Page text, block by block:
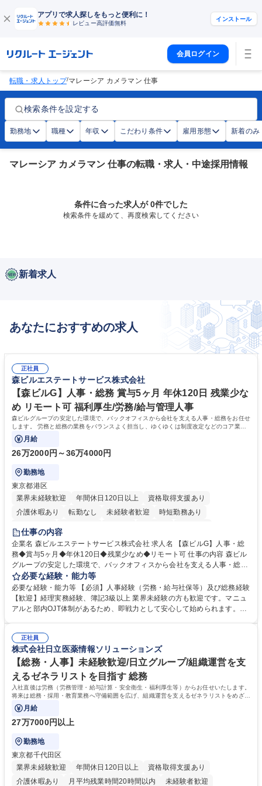
アプリで求人探しをもっと便利に！
レビュー高評価無料
インストール
会員ログイン
転職・求人トップ/マレーシア カメラマン 仕事
検索条件を設定する
勤務地 職種 年収 こだわり条件 雇用形態 新着のみ
マレーシア カメラマン 仕事の転職・求人・中途採用情報
条件に合った求人が 0件でした
検索条件を緩めて、再度検索してください
新着求人
あなたにおすすめの求人
正社員
森ビルエステートサービス株式会社
【森ビルG】人事・総務 賞与5ヶ月 年休120日 残業少な
め リモート可 福利厚生/労務/給与管理人事
森ビルグループの安定した環境で、バックオフィスから会社を支える人事・総務をお任せ
します。 労務と総務の業務をバランスよく担当し、ゆくゆくは制度改定などのコア業務
にも挑戦できる、やりがいある環境です。
月給
26万2000円～36万4000円
勤務地
東京都港区
業界未経験歓迎
年間休日120日以上
資格取得支援あり
介護休暇あり
転勤なし 未経験者歓迎
時短勤務あり
経験者歓迎
完全週休2日制
交通費支給 長期歓迎 駅近5分以内 土日祝休み
仕事の内容
企業名 森ビルエステートサービス株式会社 求人名 【森ビルG】人事・総
務◆賞与5ヶ月◆年休120日◆残業少なめ◆リモート可 仕事の内容 森ビル
グループの安定した環境で、バックオフィスから会社を支える人事・総務
をお任せします。 労務と総務の業務をバランスよく担当し、ゆくゆくは制
度改定などのコア業務にも挑戦できる、やりがいある環境です。 ■勤怠管
理、給与計算、社会保険手続き、年末調整等の労務管理全般 ■入退社手続
き、社内規定の改定や人事制度改定などのコア業務 ■社内イベントの企画
でも質問・相談できる環境が整っているため、安心して成長できます。 募
集職種 【森ビルG】人事・総務◆賞与5ヶ月◆年休120日◆残業少なめ◆
リモート可
必要な経験・能力等
必要な経験・能力等 【必須】人事経験（労務・給与社保等）及び総務経験
【歓迎】経理実務経験、簿記3級以上 業界未経験の方も歓迎です。マニュ
アルと部内OJT体制があるため、即戦力として安心して始められます。
務に挑戦できるため、自身の成長と組織への貢献度をダイレクトに実感で
きます。 残業少なめ、週1日リモート可など、ワークライフバランスを保
ち長期活躍できる環境です。 「これまでの幅広い経験を活かし、長期的な
キャリアを築きたい」という前向きな意欲と挑戦を全力で応援します。 学
歴・資格 学歴：大学院 大学 高専 短大 専修学校 高校 語学力： 資格：日商
簿記検定1級 日商簿記検定2級 日商簿記検定3級
正社員
株式会社日立医薬情報ソリューションズ
【総務・人事】未経験歓迎/日立グループ/組織運営を支
えるゼネラリストを目指す 総務
入社直後は労務（労務管理・給与計算・安全衛生・福利厚生等）からお任せいたします。
将来は総務・採用・教育業務へ守備範囲を広げ、組織運営を支えるゼネラリストをめざせ
ます。
月給
27万7000円以上
勤務地
東京都千代田区
業界未経験歓迎
年間休日120日以上
資格取得支援あり
介護休暇あり
月平均残業時間20時間以内
未経験者歓迎